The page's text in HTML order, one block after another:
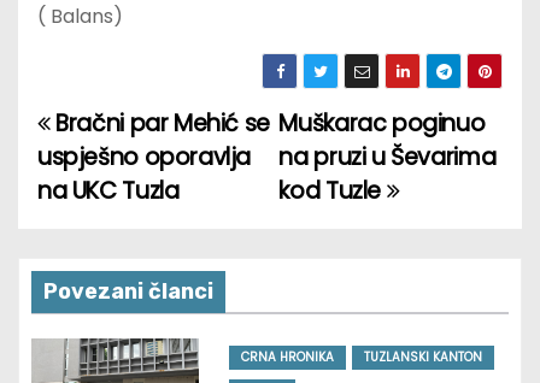
( Balans)
P
o
t
n
Muškarac poginuo
na pruzi u Ševarima
kod Tuzle
Bračni par Mehić se
uspješno oporavlja
na UKC Tuzla
Povezani članci
CRNA HRONIKA
TUZLANSKI KANTON